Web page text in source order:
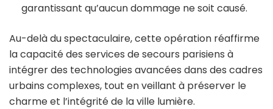
garantissant qu’aucun dommage ne soit causé.
Au-delà du spectaculaire, cette opération réaffirme
la capacité des services de secours parisiens à
intégrer des technologies avancées dans des cadres
urbains complexes, tout en veillant à préserver le
charme et l’intégrité de la ville lumière.